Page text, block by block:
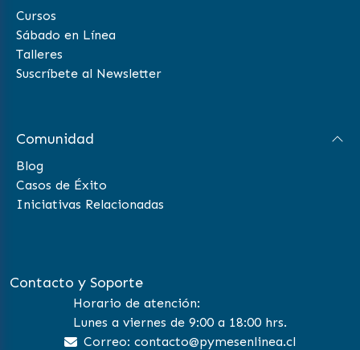
Cursos
Sábado en Línea
Talleres
Suscríbete al Newsletter
Comunidad
Blog
Casos de Éxito
Iniciativas Relacionadas
Contacto y Soporte
Horario de atención:
Lunes a viernes de 9:00 a 18:00 hrs.
Correo: contacto@pymesenlinea.cl